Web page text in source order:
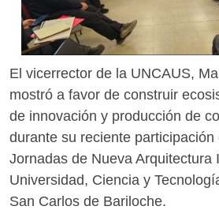
El vicerrector de la UNCAUS,
mostró a favor de construir
de innovación y producción de
durante su reciente
Jornadas de Nueva Arquitectura
Universidad, Ciencia y
San Carlos de Bariloche.